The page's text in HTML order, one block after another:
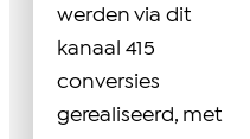
werden via dit
kanaal 415
conversies
gerealiseerd, met